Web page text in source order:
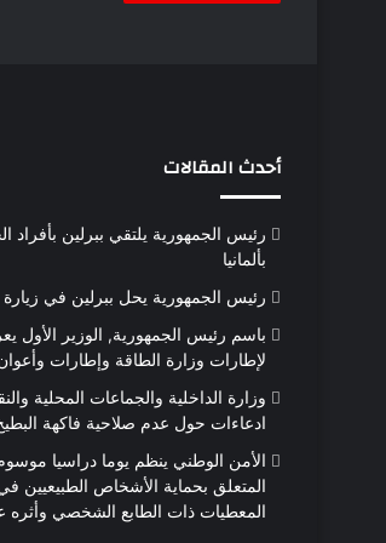
أحدث المقالات
رئيس الجمهورية يلتقي ببرلين بأفراد
بألمانيا
رئيس الجمهورية يحل ببرلين في زيارة
باسم رئيس الجمهورية, الوزير الأول
لإطارات وزارة الطاقة وإطارات
وزارة الداخلية والجماعات المحلية
ادعاءات حول عدم صلاحية فاكهة
الأمن الوطني ينظم يوما دراسيا
المتعلق بحماية الأشخاص الطبيعيين
المعطيات ذات الطابع الشخصي وأثره